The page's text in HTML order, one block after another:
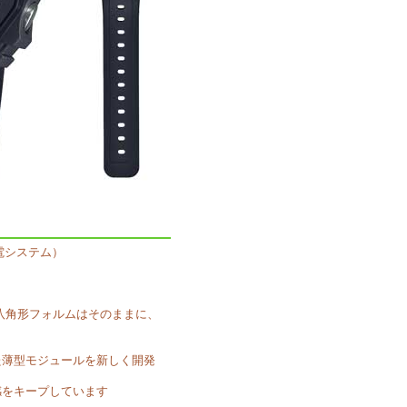
ステム）
形フォルムはそのままに、
型モジュールを新しく開発
キープしています